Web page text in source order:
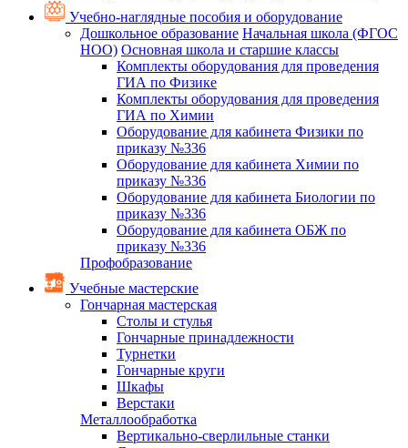
Учебно-наглядные пособия и оборудование
Дошкольное образование Начальная школа (ФГОС
НОО) Основная школа и старшие классы
Комплекты оборудования для проведения
ГИА по Физике
Комплекты оборудования для проведения
ГИА по Химии
Оборудование для кабинета Физики по
приказу №336
Оборудование для кабинета Химии по
приказу №336
Оборудование для кабинета Биологии по
приказу №336
Оборудование для кабинета ОБЖ по
приказу №336
Профобразование
Учебные мастерские
Гончарная мастерская
Столы и стулья
Гончарные принадлежности
Турнетки
Гончарные круги
Шкафы
Верстаки
Металлообработка
Вертикально-сверлильные станки